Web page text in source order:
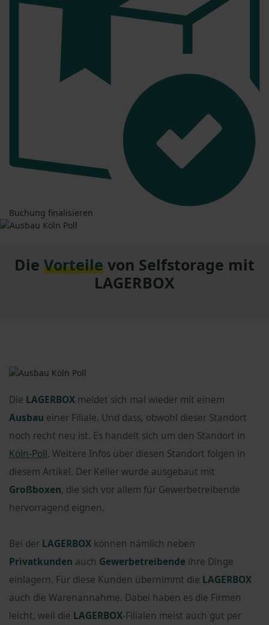
Buchung finalisieren
Die Vorteile von Selfstorage mit
LAGERBOX
Die LAGERBOX meldet sich mal wieder mit einem
Ausbau einer Filiale. Und dass, obwohl dieser Standort
noch recht neu ist. Es handelt sich um den Standort in
Köln-Poll. Weitere Infos über diesen Standort folgen in
diesem Artikel. Der Keller wurde ausgebaut mit
Großboxen, die sich vor allem für Gewerbetreibende
hervorragend eignen.
Bei der LAGERBOX können nämlich neben
Privatkunden auch Gewerbetreibende ihre Dinge
einlagern. Für diese Kunden übernimmt die LAGERBOX
auch die Warenannahme. Dabei haben es die Firmen
leicht, weil die LAGERBOX-Filialen meist auch gut per